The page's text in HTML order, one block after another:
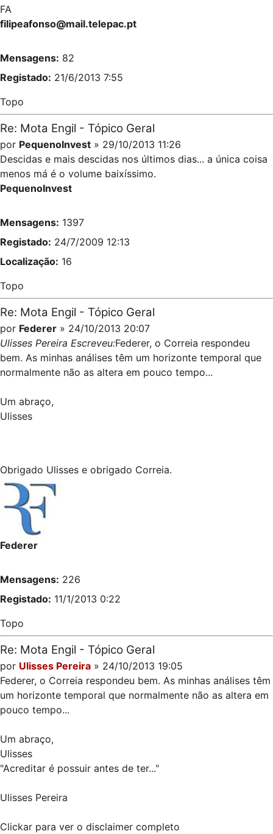
FA
filipeafonso@mail.telepac.pt
Mensagens: 82
Registado: 21/6/2013 7:55
Topo
Re: Mota Engil - Tópico Geral
por PequenoInvest » 29/10/2013 11:26
Descidas e mais descidas nos últimos dias... a única coisa
menos má é o volume baixíssimo.
PequenoInvest
Mensagens: 1397
Registado: 24/7/2009 12:13
Localização: 16
Topo
Re: Mota Engil - Tópico Geral
por Federer » 24/10/2013 20:07
Ulisses Pereira Escreveu:Federer, o Correia respondeu
bem. As minhas análises têm um horizonte temporal que
normalmente não as altera em pouco tempo...
Um abraço,
Ulisses
Obrigado Ulisses e obrigado Correia.
Federer
Mensagens: 226
Registado: 11/1/2013 0:22
Topo
Re: Mota Engil - Tópico Geral
por Ulisses Pereira » 24/10/2013 19:05
Federer, o Correia respondeu bem. As minhas análises têm
um horizonte temporal que normalmente não as altera em
pouco tempo...
Um abraço,
Ulisses
"Acreditar é possuir antes de ter..."
Ulisses Pereira
Clickar para ver o disclaimer completo